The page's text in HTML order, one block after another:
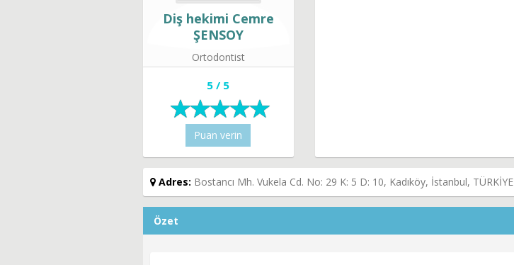
Diş hekimi Cemre
ŞENSOY
Ortodontist
5 / 5
Puan verin
Adres: Bostancı Mh. Vukela Cd. No: 29 K: 5 D: 10, Kadıköy, İstanbul, TÜRKİYE
Özet